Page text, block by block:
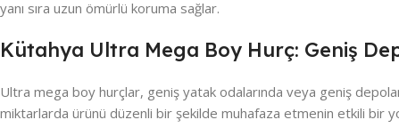
yanı sıra uzun ömürlü koruma sağlar.
Kütahya Ultra Mega Boy Hurç: Geniş
Ultra mega boy hurçlar, geniş yatak odalarında veya geniş
miktarlarda ürünü düzenli bir şekilde muhafaza etmenin etkili bir